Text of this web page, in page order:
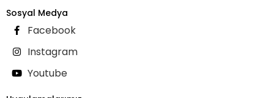
Sosyal Medya
Facebook
Instagram
Youtube